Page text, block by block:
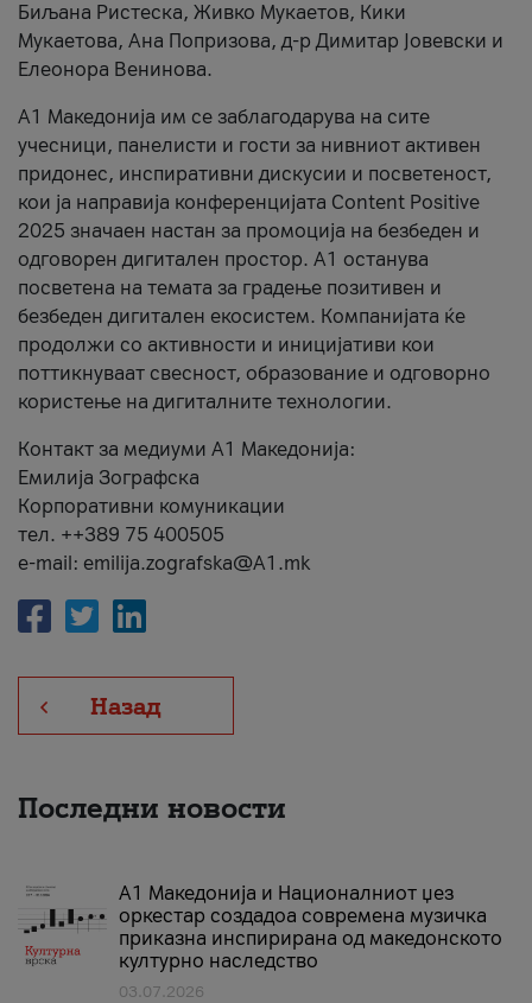
Биљана Ристеска, Живко Мукаетов, Кики
Мукаетова, Ана Попризова, д-р Димитар Јовевски и
Елеонора Венинова.
А1 Македонија им се заблагодарува на сите
учесници, панелисти и гости за нивниот активен
придонес, инспиративни дискусии и посветеност,
кои ја направија конференцијата Content Positive
2025 значаен настан за промоција на безбеден и
одговорен дигитален простор. А1 останува
посветена на темата за градење позитивен и
безбеден дигитален екосистем. Компанијата ќе
продолжи со активности и иницијативи кои
поттикнуваат свесност, образование и одговорно
користење на дигиталните технологии.
Контакт за медиуми А1 Македонија:
Емилија Зографска
Корпоративни комуникации
тел. ++389 75 400505
e-mail: emilija.zografska@A1.mk
Назад
Последни новости
А1 Македонија и Националниот џез
оркестар создадоа современа музичка
приказна инспирирана од македонското
културно наследство
03.07.2026